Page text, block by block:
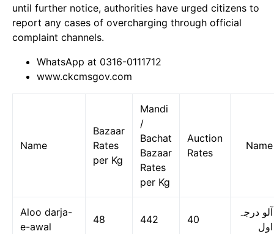
until further notice, authorities have urged citizens to
report any cases of overcharging through official
complaint channels.
WhatsApp at 0316-0111712
www.ckcmsgov.com
Name
Bazaar
Rates
per Kg
Mandi
/
Bachat
Bazaar
Rates
per Kg
Auction
Rates
Name
Aloo darja-
e-awal
48 442 40
آلو درجہ
اول